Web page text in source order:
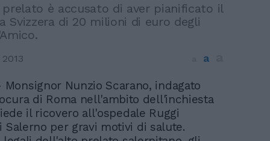
prelato è accusato di aver pianificato il
Svizzera di 20 milioni di euro degli
a
Monsignor Nunzio Scarano, indagato
di Roma nell'ambito dell'inchiesta
il ricovero all'ospedale Ruggi
Salerno per gravi motivi di salute.